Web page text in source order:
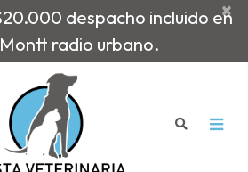
despacho incluido en
radio urbano.
×